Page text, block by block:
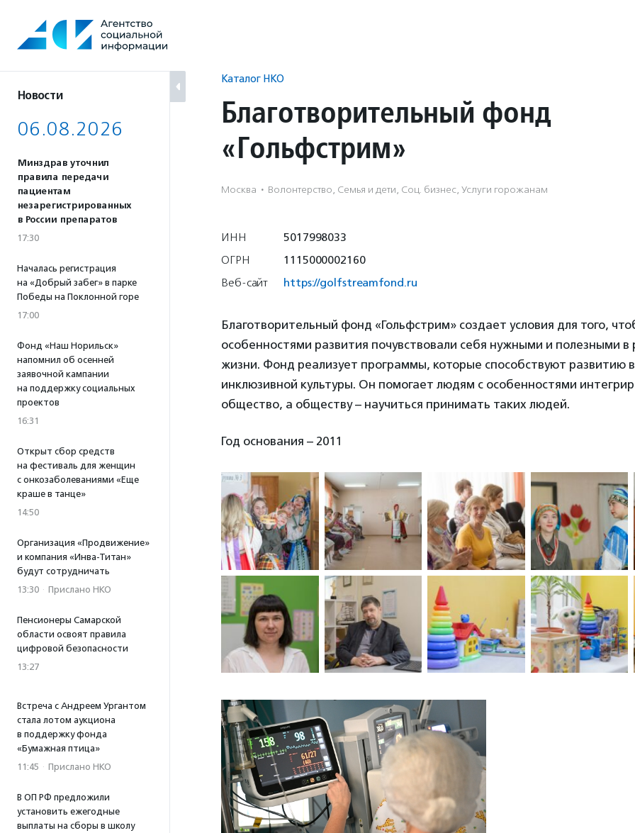
содержанию
Новости
06.08.2026
Минздрав уточнил
правила передачи
пациентам
незарегистрированных
в России препаратов
17:30
Началась регистрация
на «Добрый забег» в парке
Победы на Поклонной горе
17:00
Фонд «Наш Норильск»
напомнил об осенней
заявочной кампании
на поддержку социальных
проектов
16:31
Открыт сбор средств
на фестиваль для женщин
с онкозаболеваниями «Еще
краше в танце»
14:50
Организация «Продвижение»
и компания «Инва-Титан»
будут сотрудничать
13:30 · Прислано НКО
Пенсионеры Самарской
области освоят правила
цифровой безопасности
13:27
Встреча с Андреем Ургантом
стала лотом аукциона
в поддержку фонда
«Бумажная птица»
11:45 · Прислано НКО
В ОП РФ предложили
установить ежегодные
выплаты на сборы в школу
Каталог НКО
Благотворительный фонд
«Гольфстрим»
Москва · Волонтерство, Семья и дети, Соц. бизнес, Услуги горожанам
ИНН
5017998033
ОГРН
1115000002160
Веб-сайт
https://golfstreamfond.ru
Благотворительный фонд «Гольфстрим» создает условия для того,
особенностями развития почувствовали себя нужными и полезными в
жизни. Фонд реализует программы, которые способствуют развитию в
инклюзивной культуры. Он помогает людям с особенностями
общество, а обществу – научиться принимать таких людей.
Год основания – 2011